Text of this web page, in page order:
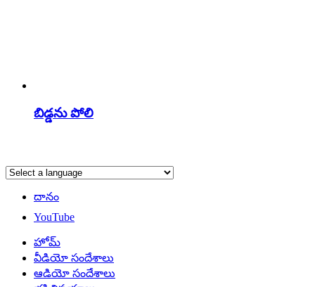
బిడ్డను పోలి
దానం
YouTube
హోమ్
వీడియో సందేశాలు
ఆడియో సందేశాలు